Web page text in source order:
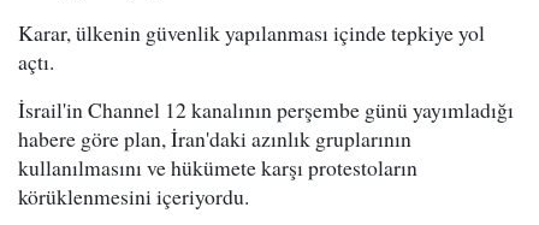
Karar, ülkenin güvenlik yapılanması içinde tepkiye yol
açtı.
İsrail'in Channel 12 kanalının perşembe günü yayımladığı
habere göre plan, İran'daki azınlık gruplarının
kullanılmasını ve hükümete karşı protestoların
körüklenmesini içeriyordu.